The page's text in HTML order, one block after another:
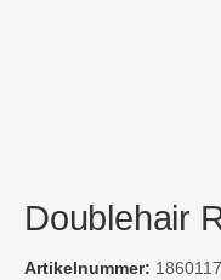
Doublehair
Artikelnummer: